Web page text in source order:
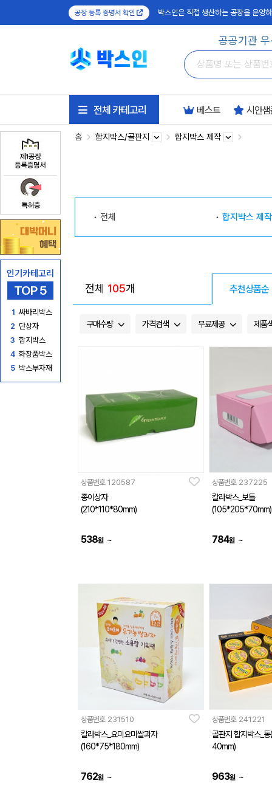
공장 등록 증명서 확인 박스인은 직접 생산하는 공장을 운영
공공기관
인기카테고리
TOP 5
1 싸바리박스
2 단상자
3 합지박스
4 화장품박스
5 박스부자재
전체 카테고리 베스트 시안
홈 합지박스/골판지 합지박스 제작
전체 합지박스 제작
전체 105개 추천상품순
구매수량 가격검색 무료제공 제품
상품번호 120587
종이상자
(210*110*80mm)
538원 ~
상품번호 237225
칼라박스_보틀
(105*205*70mm)
784원 ~
상품번호 231510
칼라박스_요미요미쌀과자
(160*75*180mm)
762원 ~
상품번호 241221
골판지 합지박스_
40mm)
963원 ~